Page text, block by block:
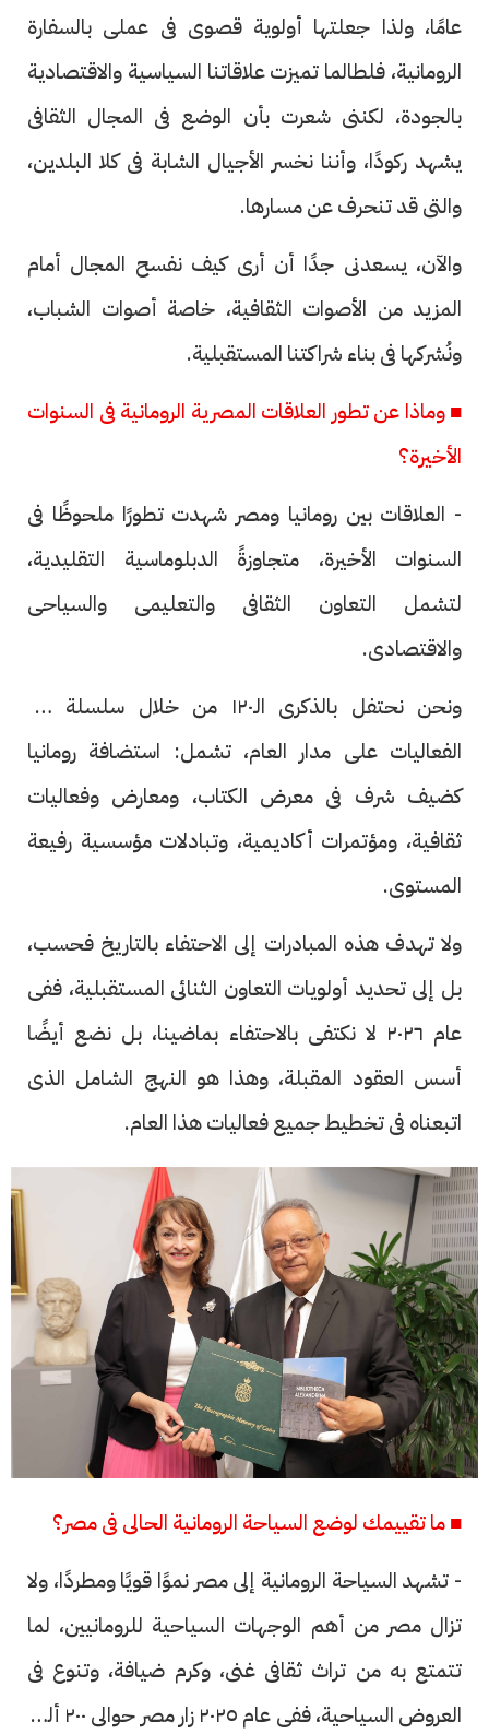
عامًا، ولذا جعلتها أولوية قصوى فى عملى بالسفارة
الرومانية، فلطالما تميزت علاقاتنا السياسية والاقتصادية
بالجودة، لكننى شعرت بأن الوضع فى المجال الثقافى
يشهد ركودًا، وأننا نخسر الأجيال الشابة فى كلا البلدين،
والتى قد تنحرف عن مسارها.
والآن، يسعدنى جدًا أن أرى كيف نفسح المجال أمام
المزيد من الأصوات الثقافية، خاصة أصوات الشباب،
ونُشركها فى بناء شراكتنا المستقبلية.
■ وماذا عن تطور العلاقات المصرية الرومانية فى السنوات
الأخيرة؟
- العلاقات بين رومانيا ومصر شهدت تطورًا ملحوظًا فى
السنوات الأخيرة، متجاوزةً الدبلوماسية التقليدية،
لتشمل التعاون الثقافى والتعليمى والسياحى
والاقتصادى.
ونحن نحتفل بالذكرى الـ١٢٠ من خلال سلسلة من
الفعاليات على مدار العام، تشمل: استضافة رومانيا
كضيف شرف فى معرض الكتاب، ومعارض وفعاليات
ثقافية، ومؤتمرات أكاديمية، وتبادلات مؤسسية رفيعة
المستوى.
ولا تهدف هذه المبادرات إلى الاحتفاء بالتاريخ فحسب،
بل إلى تحديد أولويات التعاون الثنائى المستقبلية، ففى
عام ٢٠٢٦ لا نكتفى بالاحتفاء بماضينا، بل نضع أيضًا
أسس العقود المقبلة، وهذا هو النهج الشامل الذى
اتبعناه فى تخطيط جميع فعاليات هذا العام.
■ ما تقييمك لوضع السياحة الرومانية الحالى فى مصر؟
- تشهد السياحة الرومانية إلى مصر نموًا قويًا ومطردًا، ولا
تزال مصر من أهم الوجهات السياحية للرومانيين، لما
تتمتع به من تراث ثقافى غنى، وكرم ضيافة، وتنوع فى
العروض السياحية، ففى عام ٢٠٢٥ زار مصر حوالى ٢٠٠ ألف